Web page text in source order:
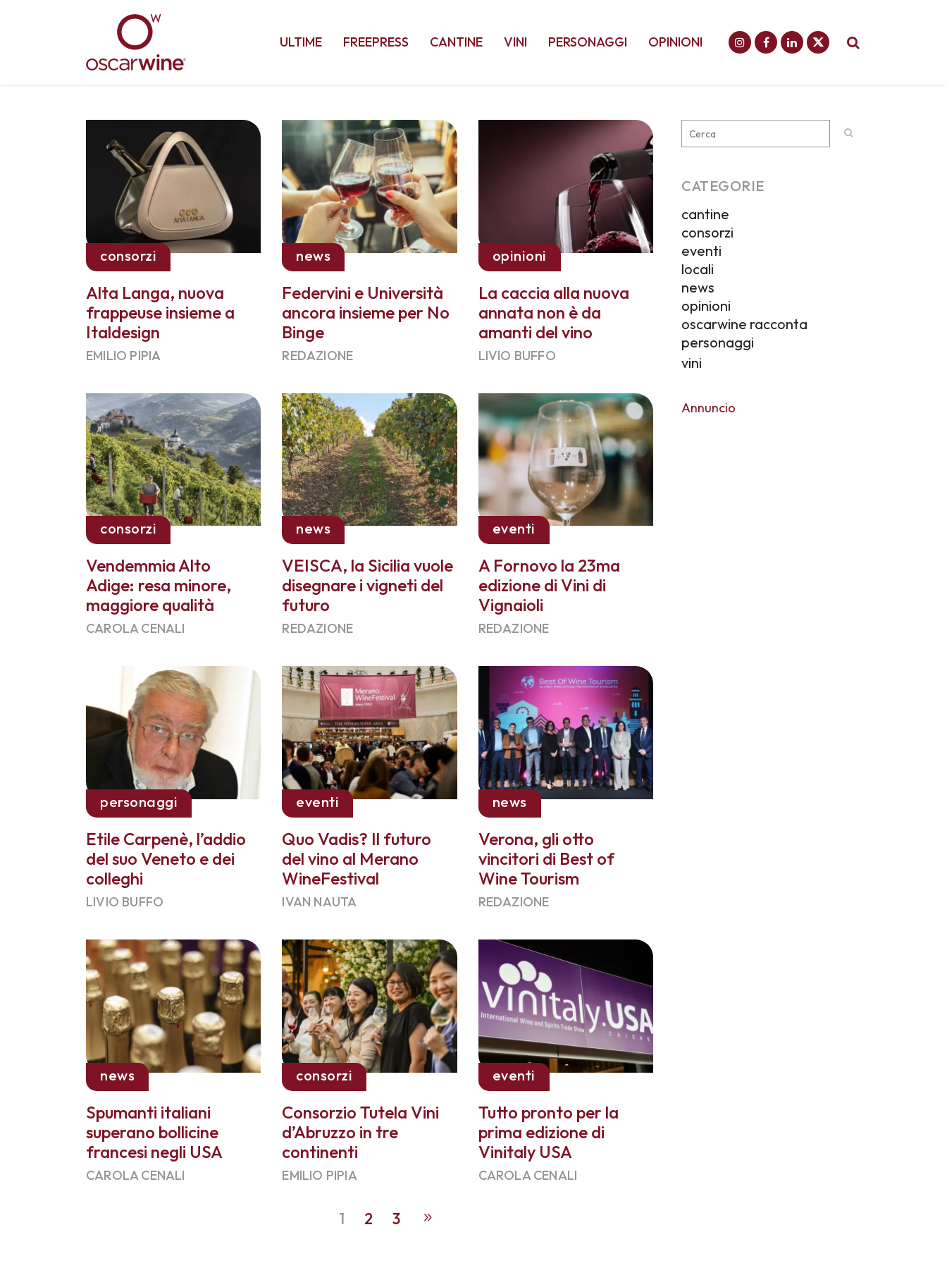
ULTIME FREEPRESS CANTINE VINI PERSONAGGI OPINIONI
consorzi
Alta Langa, nuova
frappeuse insieme a
Italdesign
EMILIO PIPIA
news
Federvini e Università
ancora insieme per No
Binge
REDAZIONE
opinioni
La caccia alla nuova
annata non è da
amanti del vino
LIVIO BUFFO
consorzi
Vendemmia Alto
Adige: resa minore,
maggiore qualità
CAROLA CENALI
news
VEISCA, la Sicilia vuole
disegnare i vigneti del
futuro
REDAZIONE
eventi
A Fornovo la 23ma
edizione di Vini di
Vignaioli
REDAZIONE
personaggi
Etile Carpenè, l’addio
del suo Veneto e dei
colleghi
LIVIO BUFFO
eventi
Quo Vadis? Il futuro
del vino al Merano
WineFestival
IVAN NAUTA
news
Verona, gli otto
vincitori di Best of
Wine Tourism
REDAZIONE
news
Spumanti italiani
superano bollicine
francesi negli USA
CAROLA CENALI
consorzi
Consorzio Tutela Vini
d’Abruzzo in tre
continenti
EMILIO PIPIA
eventi
Tutto pronto per la
prima edizione di
Vinitaly USA
CAROLA CENALI
1 2 3
CATEGORIE
cantine
consorzi
eventi
locali
news
opinioni
oscarwine racconta
personaggi
vini
Annuncio